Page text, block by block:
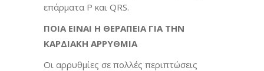
επάρματα P και QRS.
ΠΟΙΑ ΕΙΝΑΙ Η ΘΕΡΑΠΕΙΑ ΓΙΑ ΤΗΝ
ΚΑΡΔΙΑΚΗ ΑΡΡΥΘΜΙΑ
Οι αρρυθμίες σε πολλές περιπτώσεις